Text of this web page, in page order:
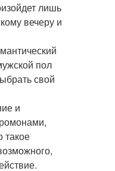
лишь
вечеру и
пол
свой
и
такое